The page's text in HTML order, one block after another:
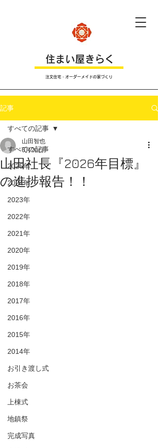
​住まい屋きらく
注文住宅・オーダーメイドの家づくり
記事
すべての記事
2025年
2024年
2023年
2022年
2021年
2020年
2019年
2018年
2017年
2016年
2015年
2014年
お引き渡し式
お茶会
上棟式
地鎮祭
完成写真
すべての記事
山田社長『2026年目標』
の進捗報告！！
山田智也
6月20日